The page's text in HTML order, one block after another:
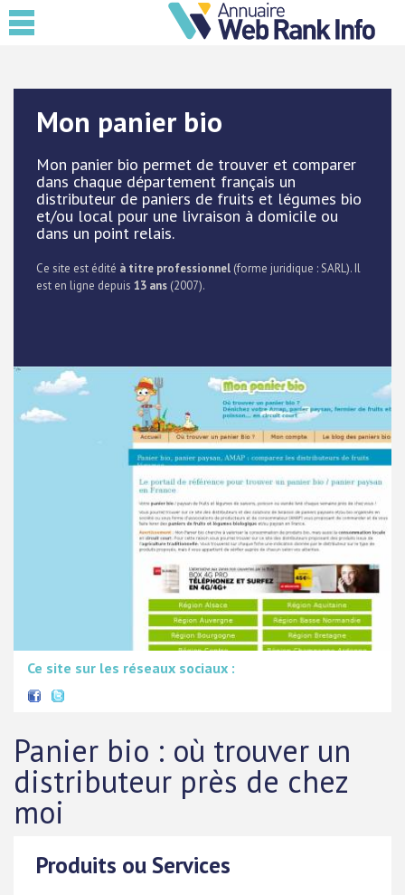
Mon panier bio
Mon panier bio permet de trouver et comparer
dans chaque département français un
distributeur de paniers de fruits et légumes bio
et/ou local pour une livraison à domicile ou
dans un point relais.
Ce site est édité à titre professionnel (forme juridique : SARL). Il
est en ligne depuis 13 ans (2007).
Ce site sur les réseaux sociaux :
Panier bio : où trouver un
distributeur près de chez
moi
Produits ou Services